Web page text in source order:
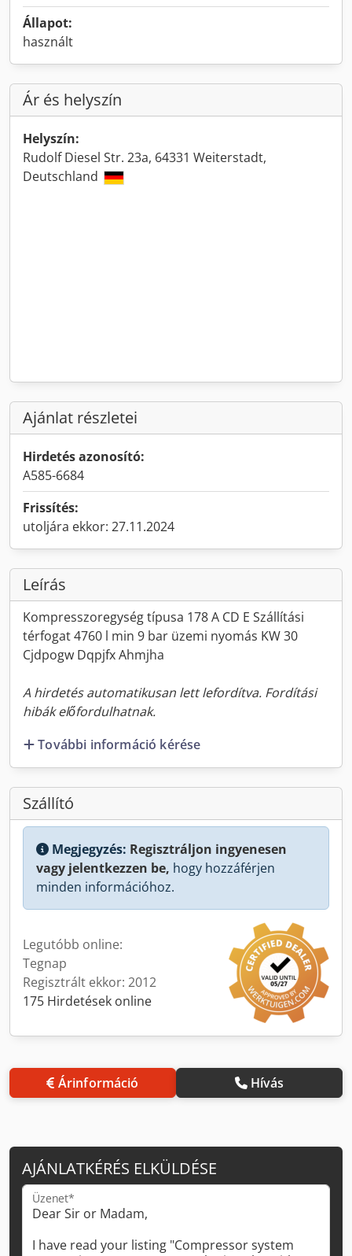
Állapot:
használt
Ár és helyszín
Helyszín:
Rudolf Diesel Str. 23a, 64331 Weiterstadt,
Deutschland
Ajánlat részletei
Hirdetés azonosító:
A585-6684
Frissítés:
utoljára ekkor: 27.11.2024
Leírás
Kompresszoregység típusa 178 A CD E Szállítási
térfogat 4760 l min 9 bar üzemi nyomás KW 30
Cjdpogw Dqpjfx Ahmjha
A hirdetés automatikusan lett lefordítva. Fordítási
hibák előfordulhatnak.
További információ kérése
Szállító
Megjegyzés: Regisztráljon ingyenesen
vagy jelentkezzen be, hogy hozzáférjen
minden információhoz.
Legutóbb online:
Tegnap
Regisztrált ekkor: 2012
175 Hirdetések online
Árinformáció Hívás
AJÁNLATKÉRÉS ELKÜLDÉSE
Üzenet*